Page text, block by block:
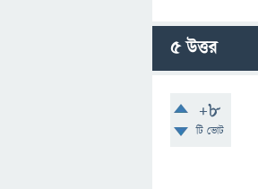
5উত্তর
+8
টি ভোট